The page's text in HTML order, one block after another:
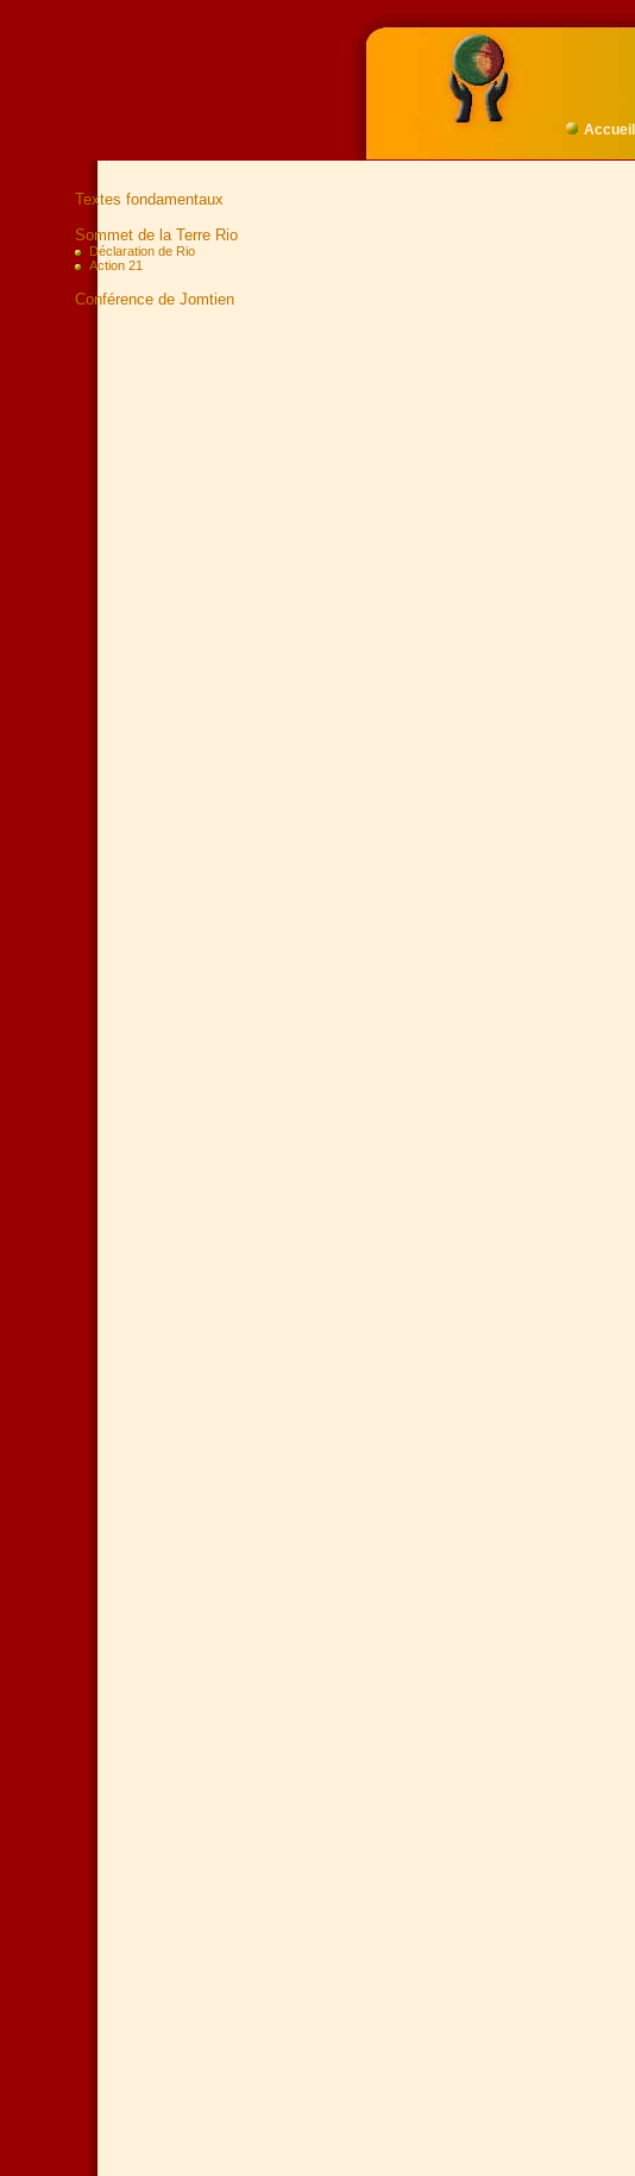
Accueil
Textes fondamentaux
Sommet de la Terre Rio
Déclaration de Rio
Action 21
Conférence de Jomtien